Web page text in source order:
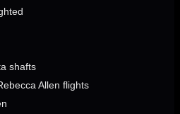
shafts
Allen flights